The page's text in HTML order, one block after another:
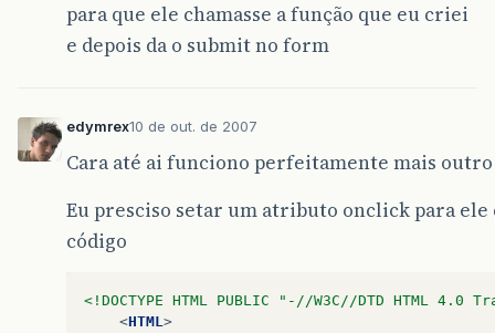
para que ele chamasse a função que eu criei
e depois da o submit no form
edymrex10 de out. de 2007
Cara até ai funciono perfeitamente mais
Eu presciso setar um atributo onclick para
código
<!DOCTYPE HTML PUBLIC "-//W3C//DTD HTML 4.0
<HTML>